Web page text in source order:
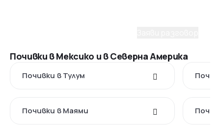
Почивки в Мексико и в Северна Америка
Почивки в Тулум
Почивки в Маями